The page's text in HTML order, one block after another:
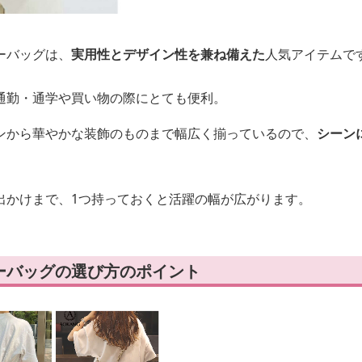
ッグは、 実用性とデザイン性を兼ね備えた人気アイテムで
・通学や買い物の際にとても便利。
ら華やかな装飾のものまで幅広く揃っているので、 シーン
けまで、1つ持っておくと活躍の幅が広がります。
ッグの選び方のポイント